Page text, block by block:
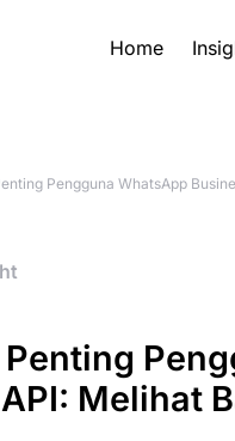
Home
Pengguna WhatsApp
Melihat